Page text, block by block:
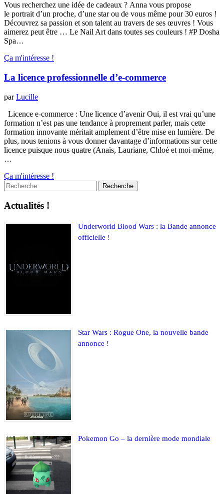
Vous recherchez une idée de cadeaux ? Anna vous propose
le portrait d’un proche, d’une star ou de vous même pour 30 euros !
Découvrez sa passion et son talent au travers de ses œuvres ! Vous
aimerez peut être … Le Nail Art dans toutes ses couleurs ! #P Dosha
Spa…
Ça m'intéresse !
La licence professionnelle d’e-commerce
parLucille
Licence e-commerce : Une licence d’avenir Oui, il est vrai qu’une
formation n’est pas une tendance à proprement parler, mais cette
formation innovante méritait amplement d’être mise en lumière. De
plus, nous tenions à vous donner davantage d’informations sur cette
licence puisque nous quatre (Anaïs, Lauriane, Chloé et moi-même,
…
Ça m'intéresse !
Actualités !
Underworld Blood Wars : la Bande annonce
officielle !
Star Wars : Rogue One, la nouvelle bande
annonce !
Pokemon Go – la dernière mode mondiale